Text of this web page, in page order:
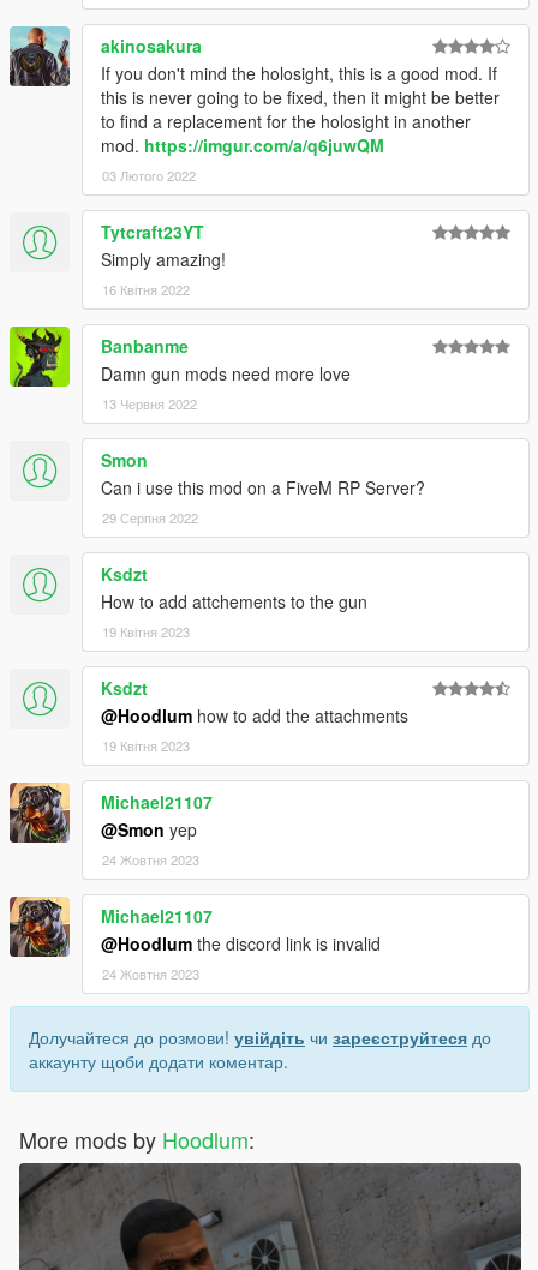
akinosakura
If you don't mind the holosight, this is a good mod. If
this is never going to be fixed, then it might be better
to find a replacement for the holosight in another
mod. https://imgur.com/a/q6juwQM
03 Лютого 2022
Tytcraft23YT
Simply amazing!
16 Квітня 2022
Banbanme
Damn gun mods need more love
13 Червня 2022
Smon
Can i use this mod on a FiveM RP Server?
29 Серпня 2022
Ksdzt
How to add attchements to the gun
19 Квітня 2023
Ksdzt
@Hoodlum how to add the attachments
19 Квітня 2023
Michael21107
@Smon yep
24 Жовтня 2023
Michael21107
@Hoodlum the discord link is invalid
24 Жовтня 2023
Долучайтеся до розмови! увійдіть чи зареєструйтеся до
аккаунту щоби додати коментар.
More mods by Hoodlum: